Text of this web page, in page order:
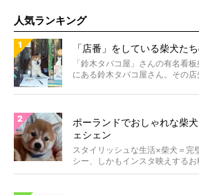
人気ランキング
「店番」をしている柴犬た
「鈴木タバコ屋」さんの有名看
にある鈴木タバコ屋さん。その
ポーランドでおしゃれな柴
ェシェン
スタイリッシュな生活×柴犬＝完
シー、しかもインスタ映えする
ウ...